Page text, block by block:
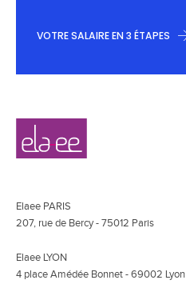
VOTRE SALAIRE EN 3 ÉTAPES
Navigation
secondaire
Elaee
Elaee PARIS
207, rue de Bercy - 75012 Paris
Elaee LYON
4 place Amédée Bonnet - 69002 Lyon